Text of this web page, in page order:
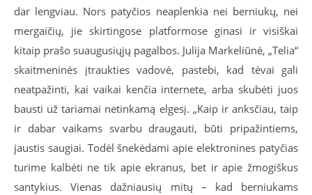
dar lengviau. Nors patyčios neaplenkia nei berniukų, nei
mergaičių, jie skirtingose platformose ginasi ir visiškai
kitaip prašo suaugusiųjų pagalbos. Julija Markeliūnė, „Telia“
skaitmeninės įtraukties vadovė, pastebi, kad tėvai gali
neatpažinti, kai vaikai kenčia internete, arba skubėti juos
bausti už tariamai netinkamą elgesį. „Kaip ir anksčiau, taip
ir dabar vaikams svarbu draugauti, būti pripažintiems,
jaustis saugiai. Todėl šnekėdami apie elektronines patyčias
turime kalbėti ne tik apie ekranus, bet ir apie žmogiškus
santykius. Vienas dažniausių mitų – kad berniukams